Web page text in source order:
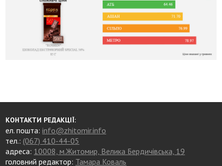
КОНТАКТИ РЕДАКЦІЇ:
ел. пошта:info@zhitomir.info
тел.: (067) 410-44-05
адреса: 10008, м.Житомир, Велика Бердичівська, 19
головний редактор: Тамара Коваль